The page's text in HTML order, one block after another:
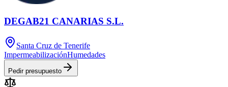
DEGAB21 CANARIAS S.L.
Santa Cruz de Tenerife
ImpermeabilizaciónHumedades
Pedir presupuesto